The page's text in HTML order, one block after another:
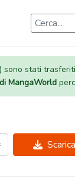
sono stati
MangaWorld
Scarica